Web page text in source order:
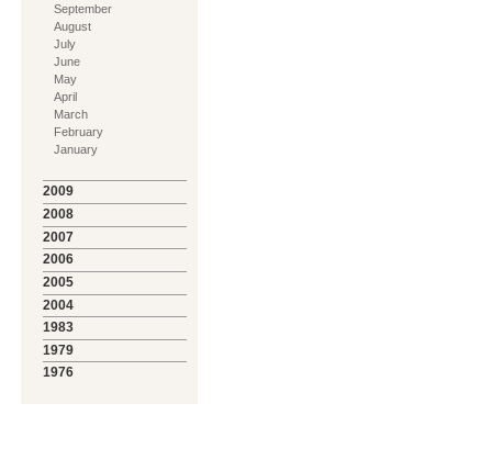
September
August
July
June
May
April
March
February
January
2009
2008
2007
2006
2005
2004
1983
1979
1976